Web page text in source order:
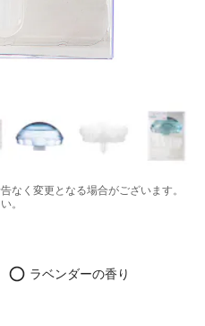
なく変更となる場合がございます。
。
ラベンダーの香り